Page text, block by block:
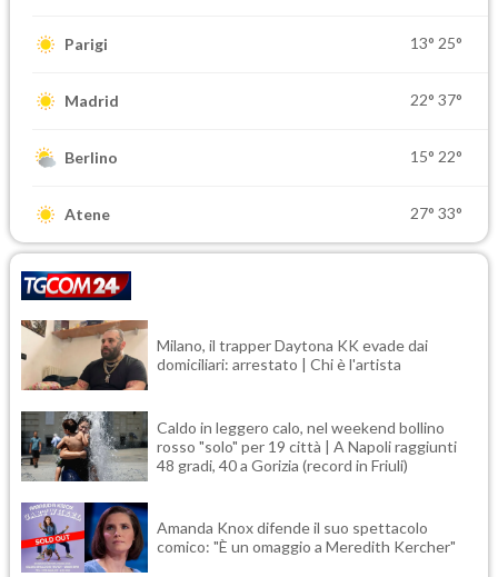
Parigi 13° 25°
Madrid 22° 37°
Berlino 15° 22°
Atene 27° 33°
Milano, il trapper Daytona KK evade dai
domiciliari: arrestato | Chi è l'artista
Caldo in leggero calo, nel weekend bollino
rosso "solo" per 19 città | A Napoli raggiunti
48 gradi, 40 a Gorizia (record in Friuli)
Amanda Knox difende il suo spettacolo
comico: "È un omaggio a Meredith Kercher"